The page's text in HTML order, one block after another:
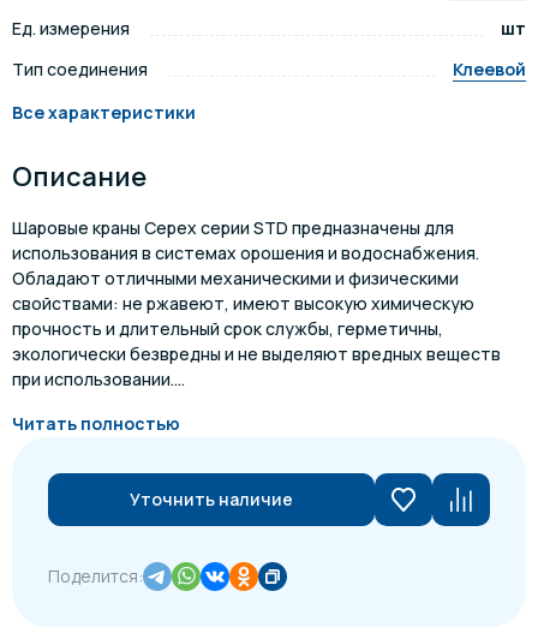
Ед. измерения
шт
Тип соединения
Клеевой
Все характеристики
Описание
Шаровые краны Cepex серии STD предназначены для
использования в системах орошения и водоснабжения.
Обладают отличными механическими и физическими
свойствами: не ржавеют, имеют высокую химическую
прочность и длительный срок службы, герметичны,
экологически безвредны и не выделяют вредных веществ
при использовании....
Читать полностью
Уточнить наличие
Поделится: